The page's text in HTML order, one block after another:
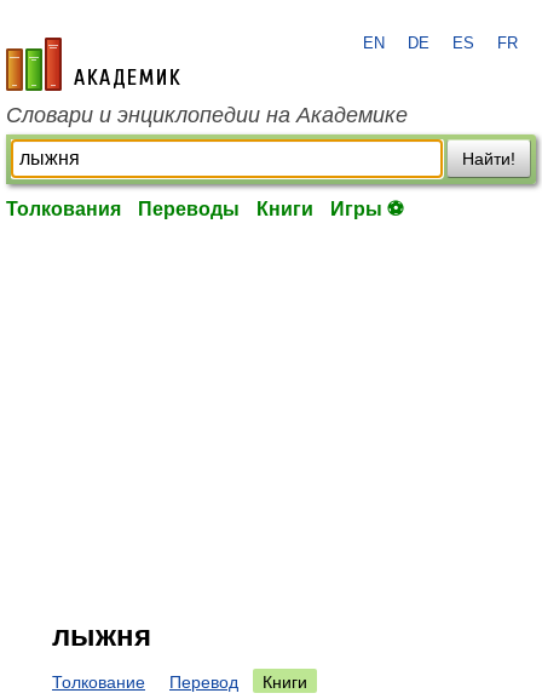
academic.ru
EN DE ES FR
Словари и энциклопедии на Академике
Найти!
Толкования Переводы Книги Игры ⚽
лыжня
Толкование Перевод
Книги